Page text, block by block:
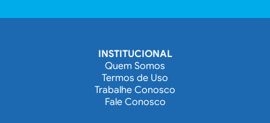
INSTITUCIONAL
Quem Somos
Termos de Uso
Trabalhe Conosco
Fale Conosco